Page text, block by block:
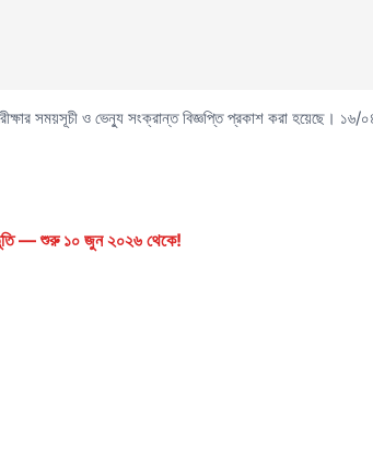
সময়সূচী ও ভেন্যু সংক্রান্ত বিজ্ঞপ্তি প্রকাশ করা হয়েছে। ১৬/
— শুরু ১০ জুন ২০২৬ থেকে!